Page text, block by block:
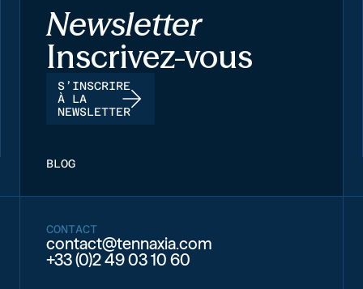
Newsletter
Inscrivez-vous
S’INSCRIRE
À LA
NEWSLETTER
BLOG
CONTACT
contact@tennaxia.com
+33 (0)2 49 03 10 60